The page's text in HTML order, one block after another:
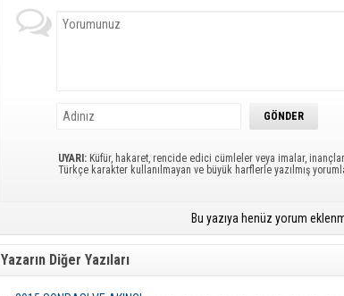
UYARI: Küfür, hakaret, rencide edici cümleler veya imalar,
Türkçe karakter kullanılmayan ve büyük harflerle yazılmış
Bu yazıya henüz yorum
Yazarın Diğer Yazıları